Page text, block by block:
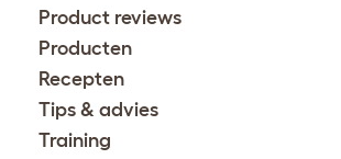
Product reviews
Producten
Recepten
Tips & advies
Training